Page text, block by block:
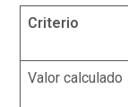
Criterio
Valor calculado